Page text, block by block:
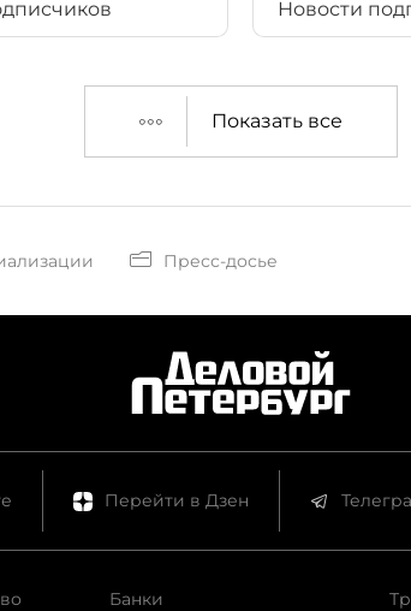
Новости
Показать все
Пресс-досье
Перейти в Дзен
Банки